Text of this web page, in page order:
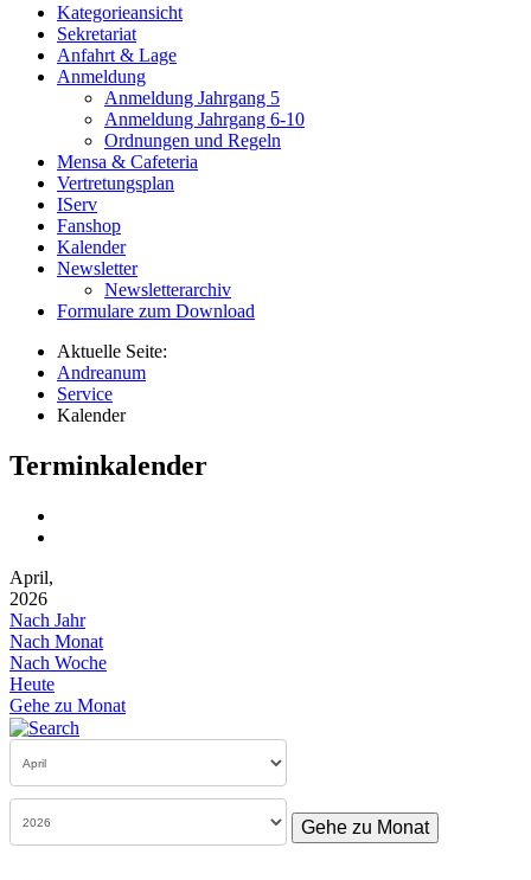
Kategorieansicht
Sekretariat
Anfahrt & Lage
Anmeldung
Anmeldung Jahrgang 5
Anmeldung Jahrgang 6-10
Ordnungen und Regeln
Mensa & Cafeteria
Vertretungsplan
IServ
Fanshop
Kalender
Newsletter
Newsletterarchiv
Formulare zum Download
Aktuelle Seite:
Andreanum
Service
Kalender
Terminkalender
April,
2026
Nach Jahr
Nach Monat
Nach Woche
Heute
Gehe zu Monat
Gehe zu Monat